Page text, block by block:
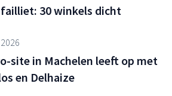
30 winkels dicht
site in Machelen leeft op met
en Delhaize